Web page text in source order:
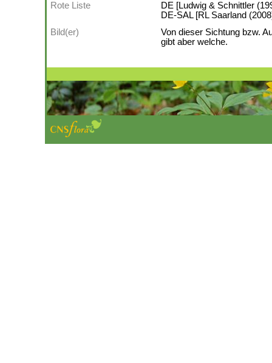
Rote Liste
DE [Ludwig & Schnittler
DE-SAL [RL Saarland
Bild(er)
Von dieser Sichtung bzw.
gibt aber welche.